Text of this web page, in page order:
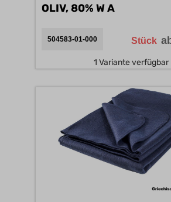
OLIV, 80% W A
504583-01-000 Stück
1 Variante verfügbar